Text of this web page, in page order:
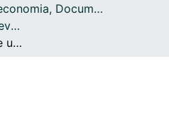
Navega per tot el DD
Biblioteconomia, Documentació i Comunicació Audiovisual
Articles publicats en revistes (Biblioteconomia, Documentació i Comunicació Audiovisual)
Cómo realizar tests de usabilidad con personas ciegas